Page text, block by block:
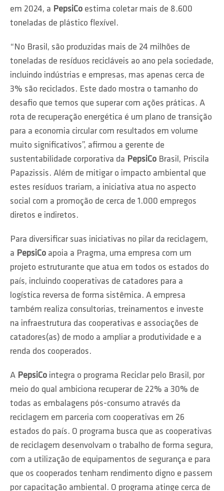
em 2024, a PepsiCo estima coletar mais de 8.600
toneladas de plástico flexível.
“No Brasil, são produzidas mais de 24 milhões de
toneladas de resíduos recicláveis ao ano pela sociedade,
incluindo indústrias e empresas, mas apenas cerca de
3% são reciclados. Este dado mostra o tamanho do
desafio que temos que superar com ações práticas. A
rota de recuperação energética é um plano de transição
para a economia circular com resultados em volume
muito significativos”, afirmou a gerente de
sustentabilidade corporativa da PepsiCo Brasil, Priscila
Papazissis. Além de mitigar o impacto ambiental que
estes resíduos trariam, a iniciativa atua no aspecto
social com a promoção de cerca de 1.000 empregos
diretos e indiretos.
Para diversificar suas iniciativas no pilar da reciclagem,
a PepsiCo apoia a Pragma, uma empresa com um
projeto estruturante que atua em todos os estados do
país, incluindo cooperativas de catadores para a
logística reversa de forma sistêmica. A empresa
também realiza consultorias, treinamentos e investe
na infraestrutura das cooperativas e associações de
catadores(as) de modo a ampliar a produtividade e a
renda dos cooperados.
A PepsiCo integra o programa Reciclar pelo Brasil, por
meio do qual ambiciona recuperar de 22% a 30% de
todas as embalagens pós-consumo através da
reciclagem em parceria com cooperativas em 26
estados do país. O programa busca que as cooperativas
de reciclagem desenvolvam o trabalho de forma segura,
com a utilização de equipamentos de segurança e para
que os cooperados tenham rendimento digno e passem
por capacitação ambiental. O programa atinge cerca de